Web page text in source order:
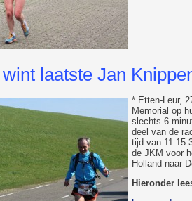
laatste Jan
* Etten-Leur,
Memorial op
slechts 6
deel van de
tijd van
de JKM voor
Holland naar
Hieronder